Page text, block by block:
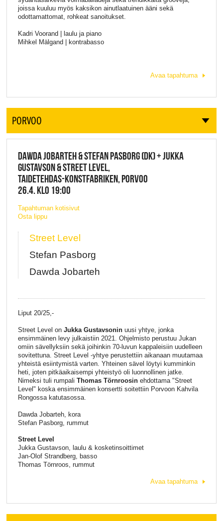
joissa kuuluu myös kaksikon ainutlaatuinen ääni sekä
odottamattomat, rohkeat sanoitukset.
Kadri Voorand | laulu ja piano
Mihkel Mälgand | kontrabasso
Avaa tapahtuma
PORVOO
DAWDA JOBARTEH & STEFAN PASBORG (DK) + JUKKA
GUSTAVSON & STREET LEVEL,
TAIDETEHDAS-KONSTFABRIKEN, PORVOO
26.4. KLO 19:00
Tapahtuman kotisivut
Osta lippu
Street Level
Stefan Pasborg
Dawda Jobarteh
Liput 20/25,-
Street Level on Jukka Gustavsoninuusi yhtye, jonka
ensimmäinen levy julkaistiin 2021. Ohjelmisto perustuu Jukan
omiin sävellyksiin sekä joihinkin 70-luvun kappaleisiin uudelleen
sovitettuna. Street Level -yhtye perustettiin aikanaan muutamaa
yhteistä esiintymistä varten. Yhteinen sävel löytyi kumminkin
heti, joten pitkäaikaisempi yhteistyö oli luonnollinen jatke.
Nimeksi tuli rumpali Thomas Törnroosinehdottama "Street
Level" koska ensimmäinen konsertti soitettiin Porvoon Kahvila
Rongossa katutasossa.
Dawda Jobarteh, kora
Stefan Pasborg, rummut
Street Level
Jukka Gustavson, laulu & kosketinsoittimet
Jan-Olof Strandberg, basso
Thomas Törnroos, rummut
Avaa tapahtuma